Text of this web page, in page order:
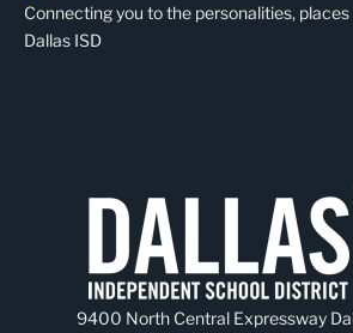
Connecting you to the personalities,
Dallas ISD
9400 North Central Expressway